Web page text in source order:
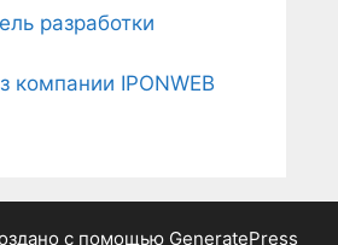
разработки
компании IPONWEB
с помощью GeneratePress